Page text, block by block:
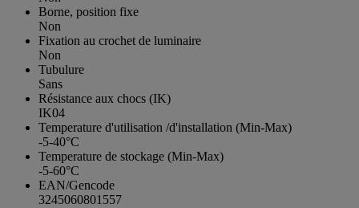
Borne, position fixe
Non
Fixation au crochet de luminaire
Non
Tubulure
Sans
Résistance aux chocs (IK)
IK04
Temperature d'utilisation /d'installation (Min-Max)
-5-40°C
Temperature de stockage (Min-Max)
-5-60°C
EAN/Gencode
3245060801557